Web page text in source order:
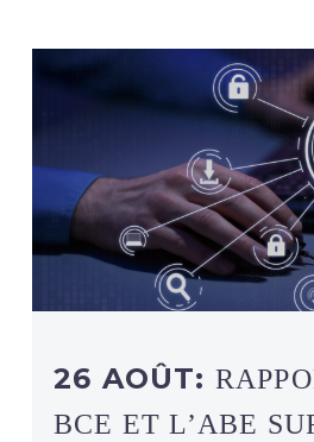
26 AOÛT:
BCE ET L’ABE